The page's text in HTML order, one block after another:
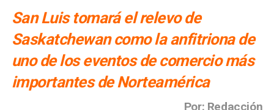
San Luis tomará el relevo de
Saskatchewan como la anfitriona de
uno de los eventos de comercio más
importantes de Norteamérica
Por: Redacción